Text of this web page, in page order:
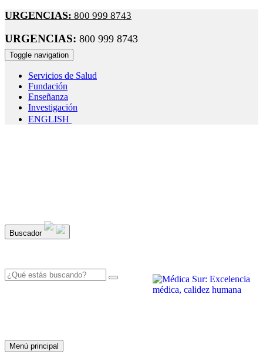
URGENCIAS: 800 999 8743
URGENCIAS: 800 999 8743
Toggle navigation
Servicios de Salud
Fundación
Enseñanza
Investigación
ENGLISH
Buscador
Menú principal